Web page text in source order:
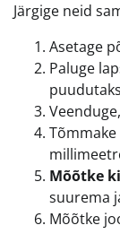
Järgige neid
Asetage
Paluge
Mõõtke
suurema
Mõõtke